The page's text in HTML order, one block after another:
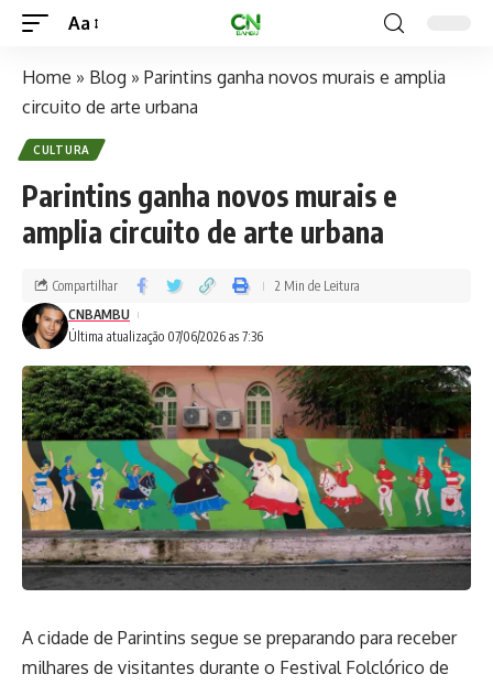
Aa
Home » Blog » Parintins ganha novos murais e amplia
circuito de arte urbana
CULTURA
Parintins ganha novos murais e
amplia circuito de arte urbana
Última atualização 07/06/2026 as 7:36
CNBAMBU
Compartilhar 2 Min de Leitura
A cidade de Parintins segue se preparando para receber
milhares de visitantes durante o Festival Folclórico de